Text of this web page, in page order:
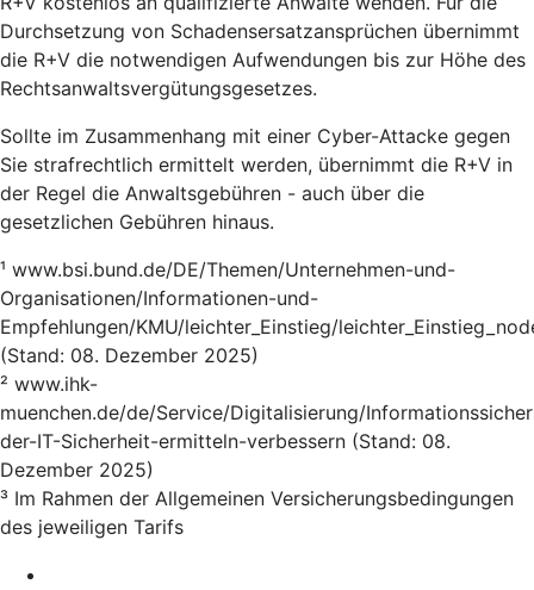
Durchsetzung von Schadensersatzansprüchen übernimmt
die R+V die notwendigen Aufwendungen bis zur Höhe des
Rechtsanwaltsvergütungsgesetzes.
Sollte im Zusammenhang mit einer Cyber-Attacke gegen
Sie strafrechtlich ermittelt werden, übernimmt die R+V in
der Regel die Anwaltsgebühren - auch über die
gesetzlichen Gebühren hinaus.
¹ www.bsi.bund.de/DE/Themen/Unternehmen-und-
Organisationen/Informationen-und-
Empfehlungen/KMU/leichter_Einstieg/
(Stand: 08. Dezember 2025)
² www.ihk-
muenchen.de/de/Service/Digitalisierung/
der-IT-Sicherheit-ermitteln-verbessern (Stand: 08.
Dezember 2025)
³ Im Rahmen der Allgemeinen Versicherungsbedingungen
des jeweiligen Tarifs